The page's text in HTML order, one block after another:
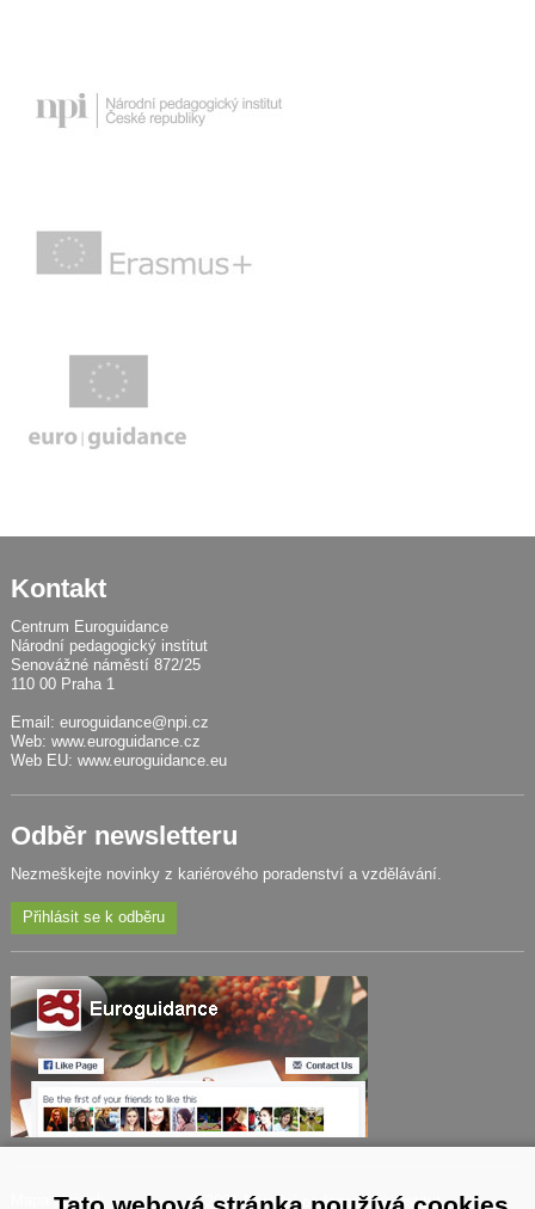
Kontakt
Centrum Euroguidance
Národní pedagogický institut
Senovážné náměstí 872/25
110 00 Praha 1
Email: euroguidance@npi.cz
Web: www.euroguidance.cz
Web EU: www.euroguidance.eu
Odběr newsletteru
Nezmeškejte novinky z kariérového poradenství a vzdělávání.
Přihlásit se k odběru
Mapa stránek © 2021 Národní pedagogický institut